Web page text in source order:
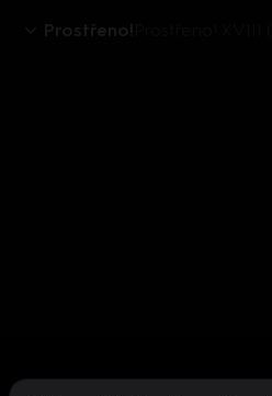
Prostřeno!